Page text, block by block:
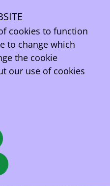
Zero Emission
cookies to function
to change which
the cookie
our use of cookies